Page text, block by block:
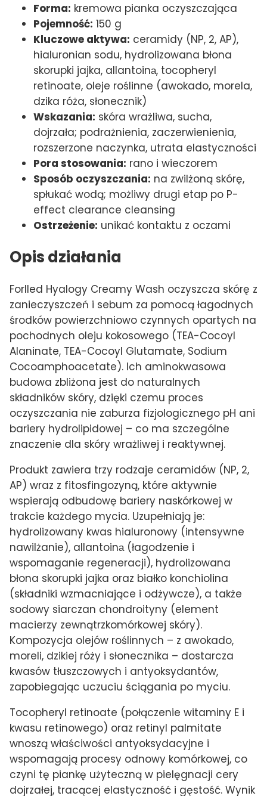
Forma: kremowa pianka oczyszczająca
Pojemność: 150 g
Kluczowe aktywa: ceramidy (NP, 2, AP),
hialuronian sodu, hydrolizowana błona
skorupki jajka, allantoinа, tocopheryl
retinoate, oleje roślinne (awokado, morela,
dzika róża, słonecznik)
Wskazania: skóra wrażliwa, sucha,
dojrzała; podrażnienia, zaczerwienienia,
rozszerzone naczynka, utrata elastyczności
Pora stosowania: rano i wieczorem
Sposób oczyszczania: na zwilżoną skórę,
spłukać wodą; możliwy drugi etap po P-
effect clearance cleansing
Ostrzeżenie: unikać kontaktu z oczami
Opis działania
Forlled Hyalogy Creamy Wash oczyszcza skórę z
zanieczyszczeń i sebum za pomocą łagodnych
środków powierzchniowo czynnych opartych na
pochodnych oleju kokosowego (TEA-Cocoyl
Alaninate, TEA-Cocoyl Glutamate, Sodium
Cocoamphoacetate). Ich aminokwasowa
budowa zbliżona jest do naturalnych
składników skóry, dzięki czemu proces
oczyszczania nie zaburza fizjologicznego pH ani
bariery hydrolipidowej – co ma szczególne
znaczenie dla skóry wrażliwej i reaktywnej.
Produkt zawiera trzy rodzaje ceramidów (NP, 2,
AP) wraz z fitosfingozyną, które aktywnie
wspierają odbudowę bariery naskórkowej w
trakcie każdego mycia. Uzupełniają je:
hydrolizowany kwas hialuronowy (intensywne
nawilżanie), allantoinа (łagodzenie i
wspomaganie regeneracji), hydrolizowana
błona skorupki jajka oraz białko konchiolina
(składniki wzmacniające i odżywcze), a także
sodowy siarczan chondroityny (element
macierzy zewnątrzkomórkowej skóry).
Kompozycja olejów roślinnych – z awokado,
moreli, dzikiej róży i słonecznika – dostarcza
kwasów tłuszczowych i antyoksydantów,
zapobiegając uczuciu ściągania po myciu.
Tocopheryl retinoate (połączenie witaminy E i
kwasu retinowego) oraz retinyl palmitate
wnoszą właściwości antyoksydacyjne i
wspomagają procesy odnowy komórkowej, co
czyni tę piankę użyteczną w pielęgnacji cery
dojrzałej, tracącej elastyczność i gęstość. Wynik